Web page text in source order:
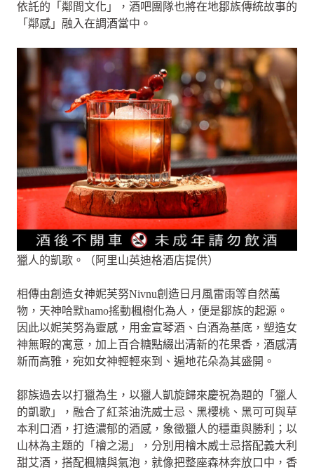
依託的「鄰間文化」，酒吧團隊也將在地鄒族傳統故事的
「鄰感」融入在調酒當中。
獵人的凱歌。（阿里山英迪格酒店提供）
相傳由創造女神妮芙努Nivnu創造日月風雷雨等自然萬
物，天神哈默hamo搖動楓樹化為人，便是鄒族的起源。
因此以妮芙努為靈感，用金宣琴酒、白酒為基底，塑造女
神無暇的寓意，加上百合糖點綴出清新的花果香，酒感清
新而高雅，宛如女神輕輕來到、遍地花朵為其盛開。
鄒族過去以打獵為生，以獵人凱旋歸來慶祝為題的「獵人
的凱歌」，融合了紅茶油洗威士忌、黑櫻桃、黑可可與草
本利口酒，打造濃郁的酒感，象徵獵人的穩重與勝利；以
山林為主題的「檜之湯」，分別用檜木威士忌搭配義大利
甜艾酒，搭配楓糖與氣泡，就像把整座森林奔放口中，香